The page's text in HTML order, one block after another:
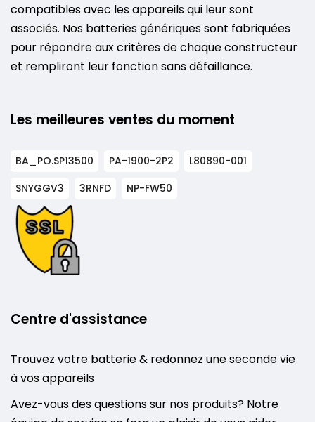
compatibles avec les appareils qui leur sont
associés. Nos batteries génériques sont fabriquées
pour répondre aux critères de chaque constructeur
et rempliront leur fonction sans défaillance.
Les meilleures ventes du moment
BA_PO.SP13500 PA-1900-2P2
L80890-001
SNYGGV3
3RNFD NP-FW50
Centre d'assistance
Trouvez votre batterie & redonnez une seconde vie
à vos appareils
Avez-vous des questions sur nos produits? Notre